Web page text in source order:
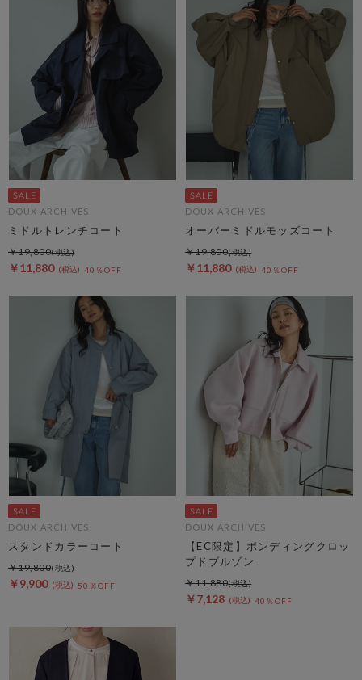
DOUX ARCHIVES
ミドルトレンチコート
￥11,880 40％OFF
￥19,800
DOUX ARCHIVES
オーバーミドルモッズコート
￥11,880 40％OFF
￥19,800
DOUX ARCHIVES
スタンドカラーコート
￥9,900 50％OFF
￥19,800
DOUX ARCHIVES
【EC限定】ボンディングクロッ
プドブルゾン
￥7,128 40％OFF
￥11,880